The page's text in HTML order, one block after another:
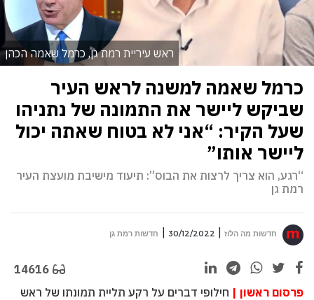
ראש עיריית רמת גן, כרמל שאמה הכהן
כרמל שאמה למשנה לראש העיר
שביקש ליישר את התמונה של נתניהו
שעל הקיר: “אני לא בטוח שאתה יכול
ליישר אותו”
“רגע, הוא צריך לרצות את הבוס”: תיעוד מישיבת מועצת העיר
רמת גן
חדשות מה הלוז 30/12/2022 חדשות רמת גן
14616
פרסום ראשון | חילופי דברים על רקע תליית תמונתו של ראש